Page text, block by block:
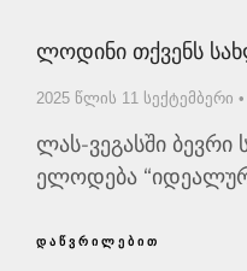
Ლოდინი Თქვენს
2025 წლის 11 სექტემბერი
ლას-ვეგასში ბევრი
ელოდება
ᲓᲐᲬᲕᲠᲘᲚᲔᲑᲘᲗ